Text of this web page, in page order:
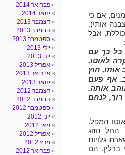
אם כי
אותי).
אבל
כל כך עם
לאוטו,
חוץ
אף פעם
אותה.
לנחם
המפל.
הזוג
גלויות
ברלין. הם
פברואר 2014
ינואר 2014
דצמבר 2013
נובמבר 2013
ספטמבר 2013
יולי 2013
יוני 2013
אפריל 2013
פברואר 2013
ינואר 2013
דצמבר 2012
נובמבר 2012
ספטמבר 2012
יוני 2012
מאי 2012
אפריל 2012
מרץ 2012
פברואר 2012